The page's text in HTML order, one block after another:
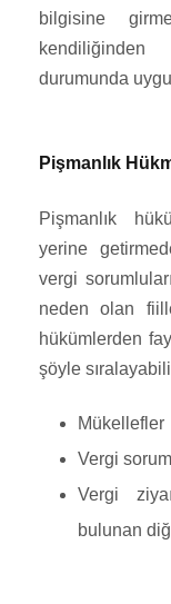
bilgisine
durumunda
Pişmanlık
Pişmanlık
yerine
vergi
neden olan
hükümlerden
şöyle
Mükellefler
Vergi
Vergi
bulunan